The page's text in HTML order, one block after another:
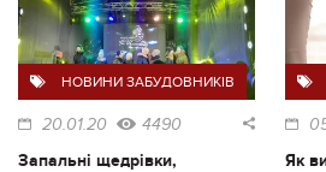
НОВИНИ ЗАБУДОВНИКІВ
20.01.20 4490
Запальні щедрівки,
Як